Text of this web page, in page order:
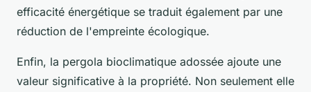
efficacité énergétique se traduit également par une
réduction de l'empreinte écologique.
Enfin, la pergola bioclimatique adossée ajoute une
valeur significative à la propriété. Non seulement elle